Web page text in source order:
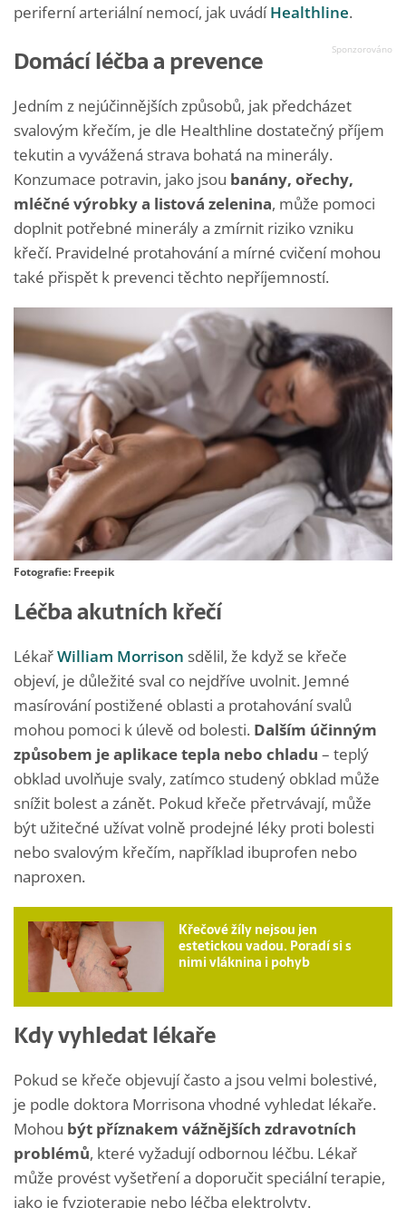
periferní arteriální nemocí, jak uvádíHealthline.
Domácí léčba a prevence
Jedním z nejúčinnějších způsobů, jak předcházet
svalovým křečím, je dle Healthline dostatečný příjem
tekutin a vyvážená strava bohatá na minerály.
Konzumace potravin, jako jsou banány, ořechy,
mléčné výrobky a listová zelenina, může pomoci
doplnit potřebné minerály a zmírnit riziko vzniku
křečí. Pravidelné protahování a mírné cvičení mohou
také přispět k prevenci těchto nepříjemností.
Fotografie: Freepik
Léčba akutních křečí
LékařWilliam Morrison sdělil, že když se křeče
objeví, je důležité sval co nejdříve uvolnit. Jemné
masírování postižené oblasti a protahování svalů
mohou pomoci k úlevě od bolesti. Dalším účinným
způsobem je aplikace tepla nebo chladu – teplý
obklad uvolňuje svaly, zatímco studený obklad může
snížit bolest a zánět. Pokud křeče přetrvávají, může
být užitečné užívat volně prodejné léky proti bolesti
nebo svalovým křečím, například ibuprofen nebo
naproxen.
Křečové žíly nejsou jen
estetickou vadou. Poradí si s
nimi vláknina i pohyb
Kdy vyhledat lékaře
Pokud se křeče objevují často a jsou velmi bolestivé,
je podle doktora Morrisona vhodné vyhledat lékaře.
Mohou být příznakem vážnějších zdravotních
problémů, které vyžadují odbornou léčbu. Lékař
může provést vyšetření a doporučit speciální terapie,
jako je fyzioterapie nebo léčba elektrolyty.